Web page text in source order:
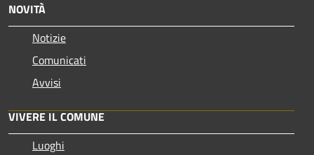
NOVITÀ
Notizie
Comunicati
Avvisi
VIVERE IL COMUNE
Luoghi